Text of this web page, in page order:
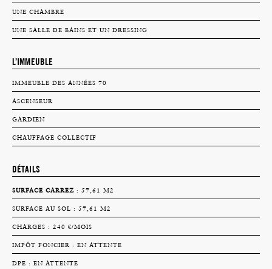
UNE CHAMBRE
UNE SALLE DE BAINS ET UN DRESSING
L’IMMEUBLE
IMMEUBLE DES ANNÉES 70
ASCENSEUR
GARDIEN
CHAUFFAGE COLLECTIF
DÉTAILS
SURFACE CARREZ : 57,61 M2
SURFACE AU SOL : 57,61 M2
CHARGES : 240 €/MOIS
IMPÔT FONCIER : EN ATTENTE
DPE : EN ATTENTE